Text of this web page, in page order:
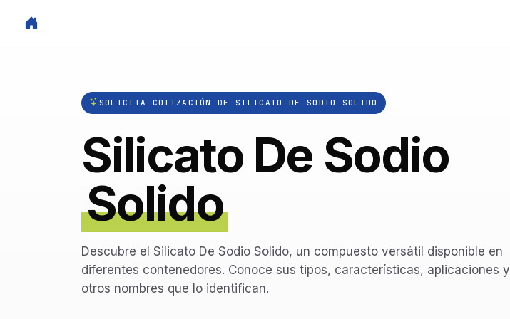
SOLICITA COTIZACIÓN DE SILICATO DE SODIO SOLIDO
Silicato De Sodio
Solido
Descubre el Silicato De Sodio Solido, un compuesto versátil disponible en
diferentes contenedores. Conoce sus tipos, características, aplicaciones y
otros nombres que lo identifican.